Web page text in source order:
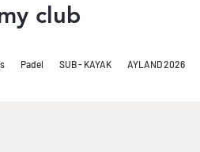
club
Padel SUB - KAYAK AYLAND 2026